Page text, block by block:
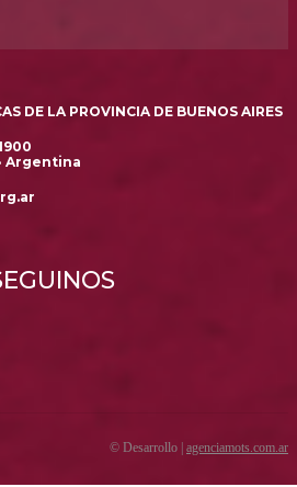
DE LA PROVINCIA DE BUENOS AIRES
Argentina
© Desarrollo | agenciamots.com.ar